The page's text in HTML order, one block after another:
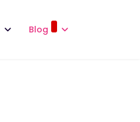
Blog